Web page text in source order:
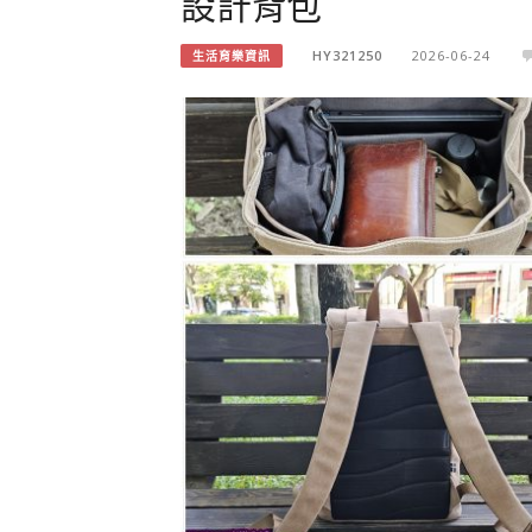
生活育樂資訊 HY321250 2026-06-24